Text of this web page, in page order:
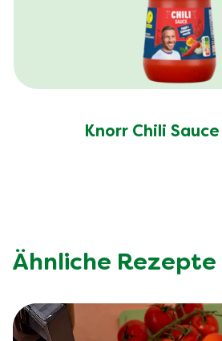
Knorr Chili
Ähnliche Rezepte